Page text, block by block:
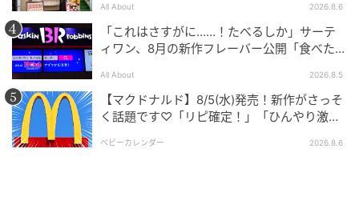
All About 2026.8.6
「これはさすがに……！たべるしか」サーテ
ィワン、8月の新作フレーバー公開「食べた方
All About 2026.8.5
【マクドナルド】8/5(水)発売！新作がさっそ
く話題です♡「リピ確定！」「ひんやり激う
ベビーカレンダー 2026.8.6